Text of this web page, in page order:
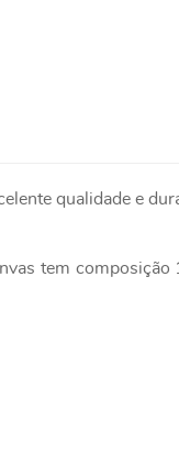
qualidade e
tem composição